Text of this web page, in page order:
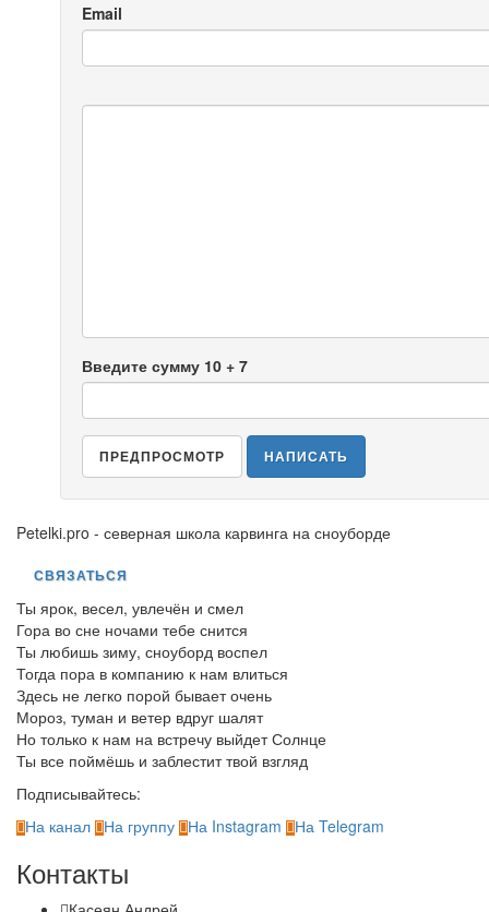
Email
Введите сумму 10 + 7
Petelki.pro - северная школа карвинга на сноуборде
СВЯЗАТЬСЯ
Ты ярок, весел, увлечён и смел
Гора во сне ночами тебе снится
Ты любишь зиму, сноуборд воспел
Тогда пора в компанию к нам влиться
Здесь не легко порой бывает очень
Мороз, туман и ветер вдруг шалят
Но только к нам на встречу выйдет Солнце
Ты все поймёшь и заблестит твой взгляд
Подписывайтесь:
На канал
На группу На Instagram На Telegram
Контакты